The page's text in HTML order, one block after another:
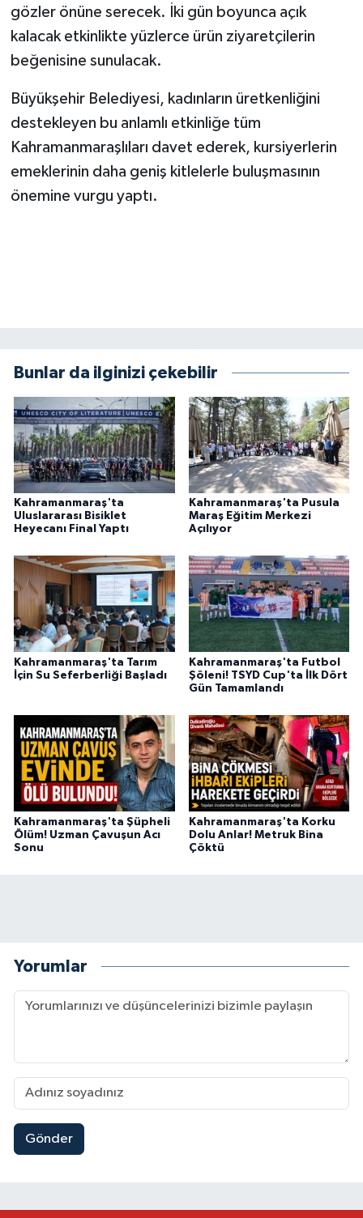
gözler önüne serecek. İki gün boyunca açık
kalacak etkinlikte yüzlerce ürün ziyaretçilerin
beğenisine sunulacak.
Büyükşehir Belediyesi, kadınların üretkenliğini
destekleyen bu anlamlı etkinliğe tüm
Kahramanmaraşlıları davet ederek, kursiyerlerin
emeklerinin daha geniş kitlelerle buluşmasının
önemine vurgu yaptı.
Bunlar da ilginizi çekebilir
Kahramanmaraş'ta
Uluslararası Bisiklet
Heyecanı Final Yaptı
Kahramanmaraş'ta Pusula
Maraş Eğitim Merkezi
Açılıyor
Kahramanmaraş'ta Tarım
İçin Su Seferberliği Başladı
Kahramanmaraş'ta Futbol
Şöleni! TSYD Cup'ta İlk Dört
Gün Tamamlandı
Kahramanmaraş'ta Şüpheli
Ölüm! Uzman Çavuşun Acı
Sonu
Kahramanmaraş'ta Korku
Dolu Anlar! Metruk Bina
Çöktü
Yorumlar
Gönder
22:09 |Kahramanmaraş'ta Uluslararası Bisiklet
Politika
YEREL
BÖLGEDEN
BİLİM TEKNOLOJİ
HABERDE İNSAN